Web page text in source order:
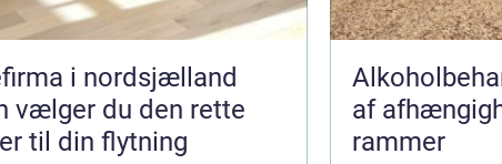
i nordsjælland
vælger du den rette
til din flytning
af
rammer